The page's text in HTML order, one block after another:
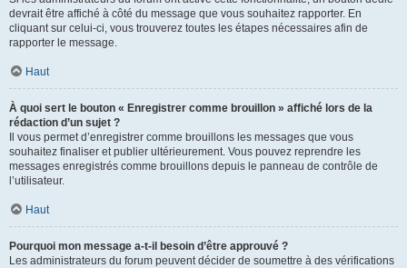
devrait être affiché à côté du message que vous souhaitez rapporter. En
cliquant sur celui-ci, vous trouverez toutes les étapes nécessaires afin de
rapporter le message.
Haut
À quoi sert le bouton « Enregistrer comme brouillon » affiché lors de la
rédaction d’un sujet ?
Il vous permet d’enregistrer comme brouillons les messages que vous
souhaitez finaliser et publier ultérieurement. Vous pouvez reprendre les
messages enregistrés comme brouillons depuis le panneau de contrôle de
l’utilisateur.
Haut
Pourquoi mon message a-t-il besoin d’être approuvé ?
Les administrateurs du forum peuvent décider de soumettre à des vérifications